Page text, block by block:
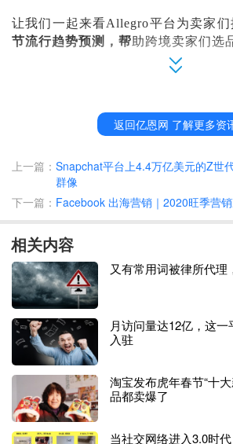
让我们一起来看Allegro平台为卖家
节流行趋势预测 ，帮助跨境卖家们选
2021圣诞旺季如何选品？
树。在波兰传统中，圣诞节是家庭团
需求就会大幅上升。平台数据表明
购买节日性装饰品。
返回亿恩网 了解更多资
上一篇： Snapchat平台上4.4万亿美元的Z世
群像
下一篇： Facebook 出海营销｜2020旺季营
相关内容
又有常用词被律所代理
月访问量达12亿，这
入驻
淘宝发布虎年春节“十
品都卖爆了
当社交网络进入3.0时